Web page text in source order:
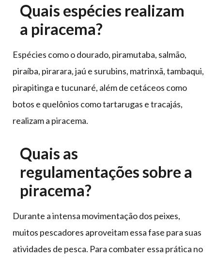
Quais espécies realizam
a piracema?
Espécies como o dourado, piramutaba, salmão,
piraíba, pirarara, jaú e surubins, matrinxã, tambaqui,
pirapitinga e tucunaré, além de cetáceos como
botos e quelônios como tartarugas e tracajás,
realizam a piracema.
Quais as
regulamentações sobre a
piracema?
Durante a intensa movimentação dos peixes,
muitos pescadores aproveitam essa fase para suas
atividades de pesca. Para combater essa prática no